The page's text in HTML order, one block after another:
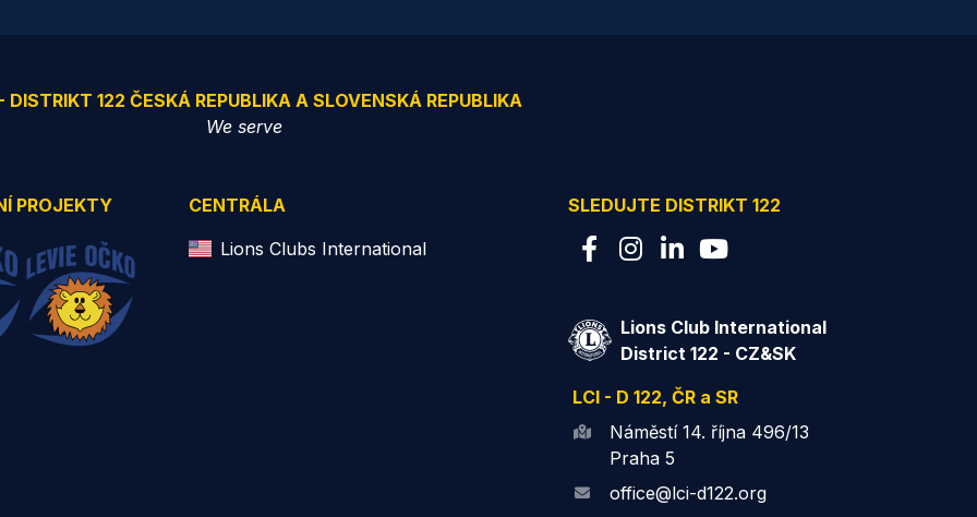
DISTRIKT 122 ČESKÁ REPUBLIKA A SLOVENSKÁ REPUBLIKA
We serve
PROJEKTY
CENTRÁLA
Lions Clubs International
SLEDUJTE DISTRIKT 122
Lions Club International
District 122 - CZ&SK
LCI - D 122, ČR a SR
Náměstí 14. října 496/13
Praha 5
office@lci-d122.org